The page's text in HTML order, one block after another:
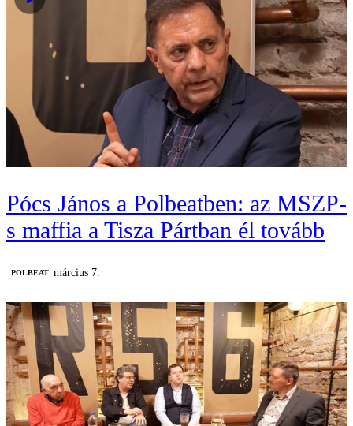
Pócs János a Polbeatben: az MSZP-
s maffia a Tisza Pártban él tovább
‎POLBEAT március 7.